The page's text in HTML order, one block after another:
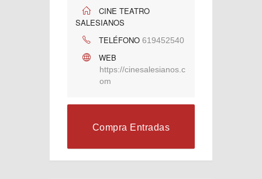
CINE TEATRO
SALESIANOS
TELÉFONO 619452540
WEB
https://cinesalesianos.c
om
Compra Entradas